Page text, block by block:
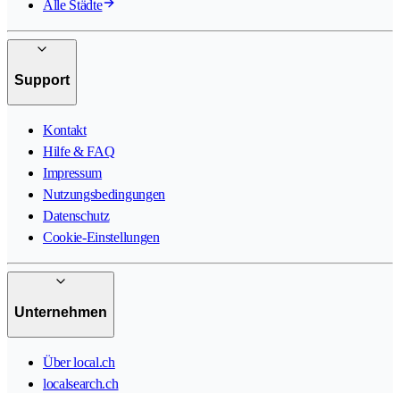
Alle Städte
Support
Kontakt
Hilfe & FAQ
Impressum
Nutzungsbedingungen
Datenschutz
Cookie-Einstellungen
Unternehmen
Über local.ch
localsearch.ch